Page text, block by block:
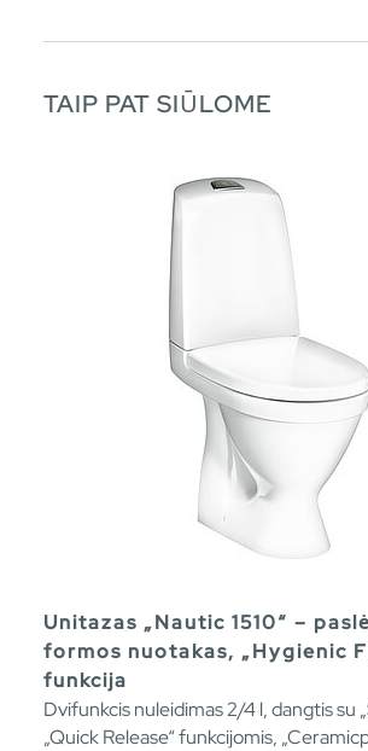
TAIP PAT SIŪLOME
Unitazas „Nautic 1510“ –
formos nuotakas, „Hygienic
funkcija
Dvifunkcis nuleidimas 2/4 l, dangtis su
„Quick Release“ funkcijomis,